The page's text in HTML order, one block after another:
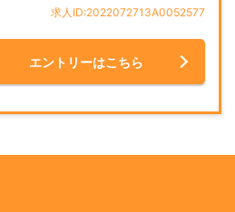
求人ID:2022072713A0052577
エントリーはこちら